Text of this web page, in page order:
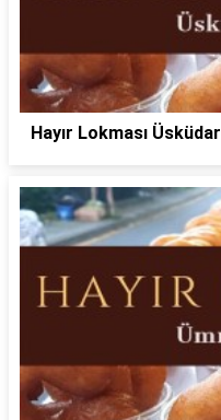
Hayır Lokması Üsküdar